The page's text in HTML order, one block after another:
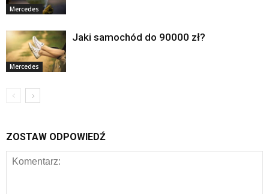
Mercedes
Mercedes
Jaki samochód do 90000 zł?
ZOSTAW ODPOWIEDŹ